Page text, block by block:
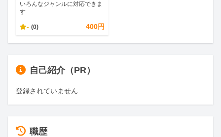
いろんなジャンルに対応できま
す
- (0) 400円
自己紹介（PR）
登録されていません
職歴